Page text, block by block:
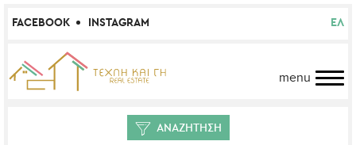
FACEBOOK INSTAGRAM ΕΛ
menu
ΑΝΑΖΗΤΗΣΗ